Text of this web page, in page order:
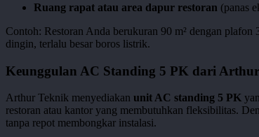
Ruang rapat atau area dapur restoran (panas
Contoh: Restoran Anda berukuran 90 m² dengan
dingin, terlalu besar boros listrik.
Keunggulan AC Standing 5 PK dari
Arthur Teknik menyediakan unit AC standing 5 PK
restoran atau kantor yang membutuhkan fleksibilitas.
tanpa repot membongkar instalasi.